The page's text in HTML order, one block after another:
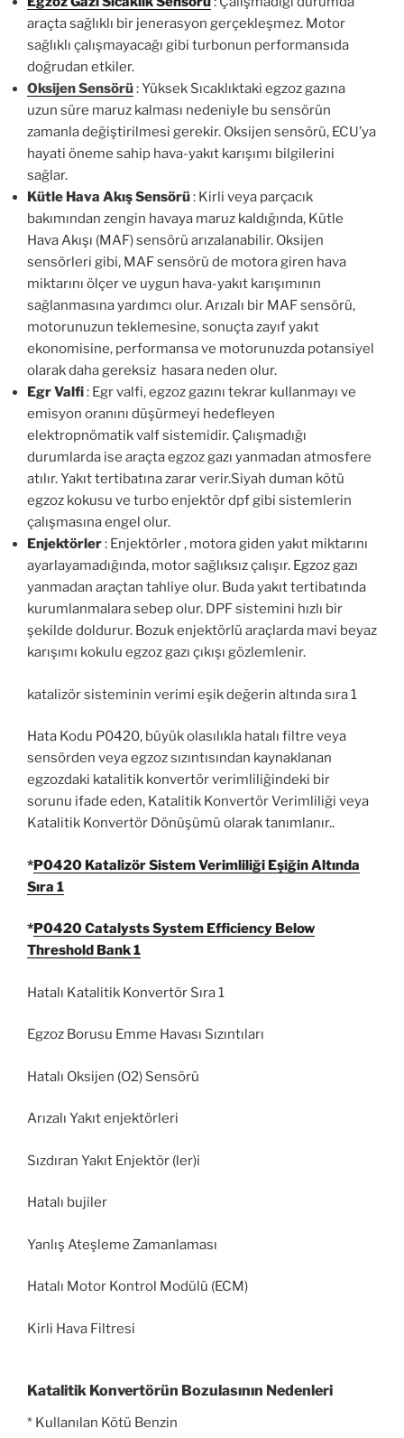
araçta sağlıklı bir jenerasyon gerçekleşmez. Motor
sağlıklı çalışmayacağı gibi turbonun performansıda
doğrudan etkiler.
Oksijen Sensörü: Yüksek Sıcaklıktaki egzoz gazına
uzun süre maruz kalması nedeniyle bu sensörün
zamanla değiştirilmesi gerekir. Oksijen sensörü, ECU’ya
hayati öneme sahip hava-yakıt karışımı bilgilerini
sağlar.
Kütle Hava Akış Sensörü: Kirli veya parçacık
bakımından zengin havaya maruz kaldığında, Kütle
Hava Akışı (MAF) sensörü arızalanabilir. Oksijen
sensörleri gibi, MAF sensörü de motora giren hava
miktarını ölçer ve uygun hava-yakıt karışımının
sağlanmasına yardımcı olur. Arızalı bir MAF sensörü,
motorunuzun teklemesine, sonuçta zayıf yakıt
ekonomisine, performansa ve motorunuzda potansiyel
olarak daha gereksiz hasara neden olur.
Egr Valfi: Egr valfi, egzoz gazını tekrar kullanmayı ve
emisyon oranını düşürmeyi hedefleyen
elektropnömatik valf sistemidir. Çalışmadığı
durumlarda ise araçta egzoz gazı yanmadan atmosfere
atılır. Yakıt tertibatına zarar verir.Siyah duman kötü
egzoz kokusu ve turbo enjektör dpf gibi sistemlerin
çalışmasına engel olur.
Enjektörler: Enjektörler , motora giden yakıt miktarını
ayarlayamadığında, motor sağlıksız çalışır. Egzoz gazı
yanmadan araçtan tahliye olur. Buda yakıt tertibatında
kurumlanmalara sebep olur. DPF sistemini hızlı bir
şekilde doldurur. Bozuk enjektörlü araçlarda mavi beyaz
karışımı kokulu egzoz gazı çıkışı gözlemlenir.
katalizör sisteminin verimi eşik değerin altında sıra 1
Hata Kodu P0420, büyük olasılıkla hatalı filtre veya
sensörden veya egzoz sızıntısından kaynaklanan
egzozdaki katalitik konvertör verimliliğindeki bir
sorunu ifade eden, Katalitik Konvertör Verimliliği veya
Katalitik Konvertör Dönüşümü olarak tanımlanır..
*P0420 Katalizör Sistem Verimliliği Eşiğin Altında
Sıra 1
*P0420 Catalysts System Efficiency Below
Threshold Bank 1
Hatalı Katalitik Konvertör Sıra 1
Egzoz Borusu Emme Havası Sızıntıları
Hatalı Oksijen (O2) Sensörü
Arızalı Yakıt enjektörleri
Sızdıran Yakıt Enjektör (ler)i
Hatalı bujiler
Yanlış Ateşleme Zamanlaması
Hatalı Motor Kontrol Modülü (ECM)
Kirli Hava Filtresi
Katalitik Konvertörün Bozulasının Nedenleri
* Kullanılan Kötü Benzin